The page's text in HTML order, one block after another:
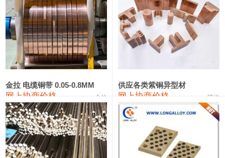
磷铜合金 110,400—117,200 113,800 1,050
无氧铜丝(硬) 109,350—109,650 109,500
R410A专用紫铜管 113,340—113,340
铸造铝合金锭(A380） 26,200—26,400 26,300 100
铝合金ADC12 24,100—24,300 100
铸造铝合金锭(ZL102) 24,100—24,300 24,200
金拉 电缆铜带 0.05-0.8MM
网上协商价格 金拉
供应各类紫铜异型材
网上协商价格 骏达